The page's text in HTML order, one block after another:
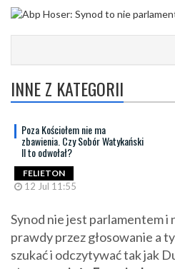
INNE Z KATEGORII
Poza Kościołem nie ma
zbawienia. Czy Sobór Watykański
II to odwołał?
FELIETON
12 Jul 11:55
Synod nie jest parlamentem i
prawdy przez głosowanie a
szukać i odczytywać tak jak